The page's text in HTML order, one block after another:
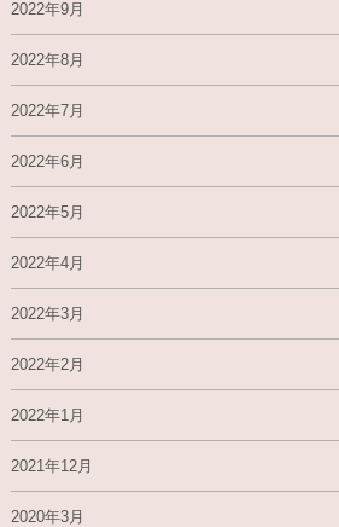
2022年9月
2022年8月
2022年7月
2022年6月
2022年5月
2022年4月
2022年3月
2022年2月
2022年1月
2021年12月
2020年3月